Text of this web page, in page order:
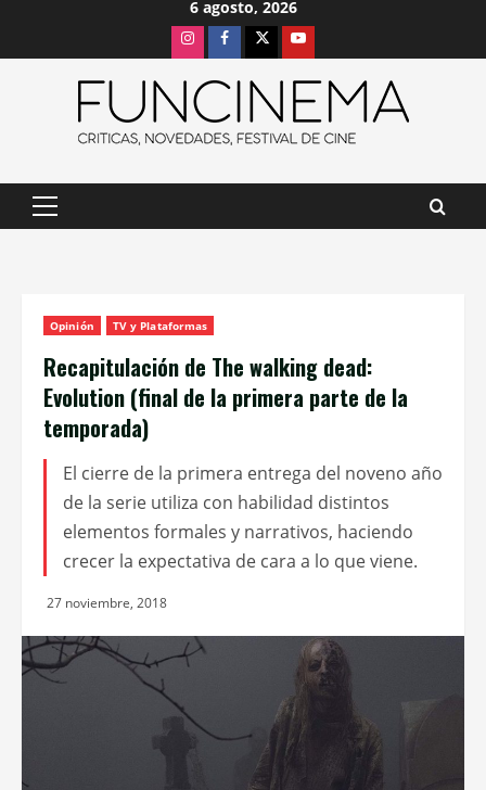
6 agosto, 2026
InstagramFacebook
X Youtube
Menú
Opinión TV y Plataformas
Recapitulación de The walking dead:
Evolution (final de la primera parte de la
temporada)
El cierre de la primera entrega del noveno año
de la serie utiliza con habilidad distintos
elementos formales y narrativos, haciendo
crecer la expectativa de cara a lo que viene.
27 noviembre, 2018